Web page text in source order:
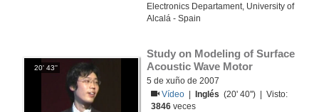
Electronics Departament, University of
Alcalá - Spain
20' 43''
Study on Modeling of Surface
Acoustic Wave Motor
5 de xuño de 2007
Vídeo
Inglés (20' 40'') | Visto:
3846 veces